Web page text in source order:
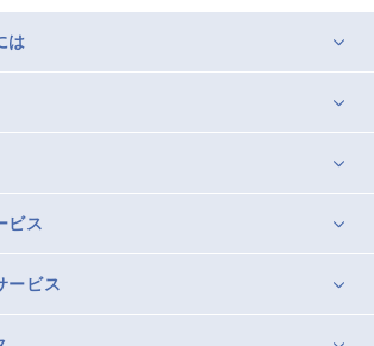
は
ビス
ービス